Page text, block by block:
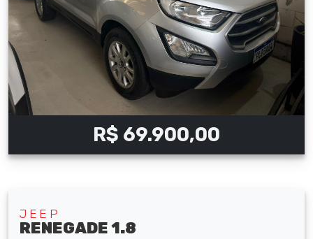
R$ 69.900,00
JEEP
RENEGADE 1.8